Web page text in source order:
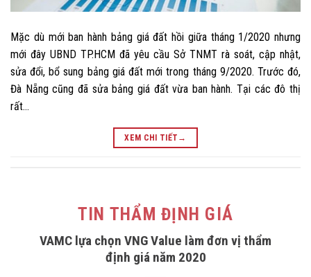
Mặc dù mới ban hành bảng giá đất hồi giữa tháng 1/2020 nhưng
mới đây UBND TP.HCM đã yêu cầu Sở TNMT rà soát, cập nhật,
sửa đổi, bổ sung bảng giá đất mới trong tháng 9/2020. Trước đó,
Đà Nẵng cũng đã sửa bảng giá đất vừa ban hành. Tại các đô thị
rất…
XEM CHI TIẾT →
TIN THẨM ĐỊNH GIÁ
VAMC lựa chọn VNG Value làm đơn vị thẩm
định giá năm 2020